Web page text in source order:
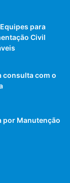
para
Civil
consulta com o
por Manutenção